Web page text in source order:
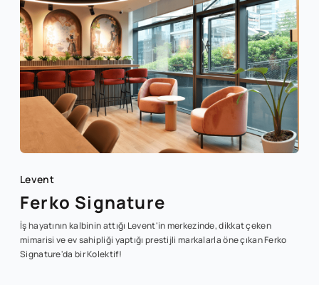
Levent
Ferko Signature
İş hayatının kalbinin attığı Levent'in merkezinde, dikkat çeken
mimarisi ve ev sahipliği yaptığı prestijli markalarla öne çıkan Ferko
Signature'da bir Kolektif!